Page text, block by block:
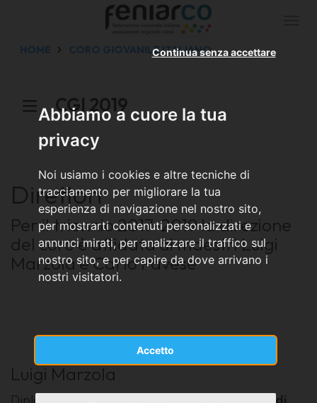
Abbiamo a cuore la tua
privacy
Noi usiamo i cookies e altre tecniche di
tracciamento per migliorare la tua
esperienza di navigazione nel nostro sito,
per mostrarti contenuti personalizzati e
annunci mirati, per analizzare il traffico sul
nostro sito, e per capire da dove arrivano i
nostri visitatori.
Accetto
Continua senza accettare
HOME CORO GIOVANILE ITALIANO
CGI 2019
Direttori
Per il triennio 2017-2019 la direzione
del coro è affidata ai maestri Luigi
Marzola e Carlo Pavese
Luigi Marzola